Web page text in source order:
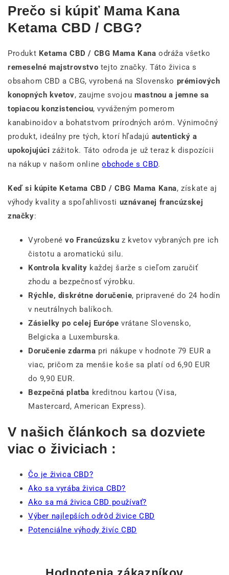
Prečo si kúpiť Mama Kana
Ketama CBD / CBG?
Produkt Ketama CBD / CBG Mama Kana odráža všetko
remeselné majstrovstvo tejto značky. Táto živica s
obsahom CBD a CBG, vyrobená na Slovensko prémiových
konopných kvetov, zaujme svojoumastnou a jemne sa
topiacou konzistenciou, vyváženým pomerom
kanabinoidov a bohatstvom prírodných aróm. Výnimočný
produkt, ideálny pre tých, ktorí hľadajú autentický a
upokojujúci zážitok. Táto odroda je už teraz k dispozícii
na nákup v našom onlineobchode s CBD.
Keď si kúpite Ketama CBD / CBG Mama Kana, získate aj
výhody kvality a spoľahlivosti uznávanej francúzskej
značky:
Vyrobenévo Francúzsku z kvetov vybraných pre ich
čistotu a aromatickú silu.
Kontrola kvality každej šarže s cieľom zaručiť
zhodu a bezpečnosť výrobku.
Rýchle, diskrétne doručenie, pripravené do 24 hodín
v neutrálnych balíkoch.
Zásielky po celej Európe vrátane Slovensko,
Belgicka a Luxemburska.
Doručenie zdarma pri nákupe v hodnote 79 EUR a
viac, pričom za menšie koše sa platí od 6,90 EUR
do 9,90 EUR.
Bezpečná platba kreditnou kartou (Visa,
Mastercard, American Express).
V našich článkoch sa dozviete
viac o živiciach :
Čo je živica CBD?
Ako sa vyrába živica CBD?
Ako sa má živica CBD používať?
Výber najlepších odrôd živice CBD
Potenciálne výhody živíc CBD